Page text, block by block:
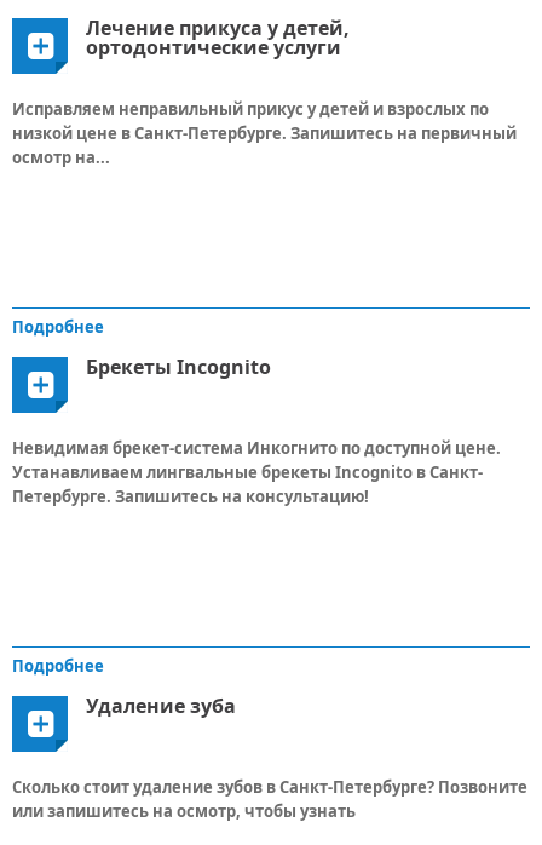
Лечение прикуса у детей,
ортодонтические услуги
Исправляем неправильный прикус у детей и взрослых по
низкой цене в Санкт-Петербурге. Запишитесь на первичный
осмотр на...
Подробнее
Брекеты Incognito
Невидимая брекет-система Инкогнито по доступной цене.
Устанавливаем лингвальные брекеты Incognito в Санкт-
Петербурге. Запишитесь на консультацию!
Подробнее
Удаление зуба
Сколько стоит удаление зубов в Санкт-Петербурге? Позвоните
или запишитесь на осмотр, чтобы узнать